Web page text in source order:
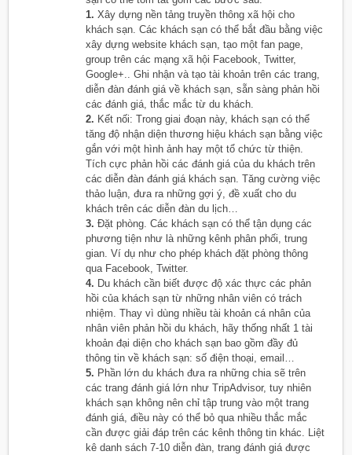
1. Xây dựng nền tảng truyền thông xã hội cho
khách sạn. Các khách sạn có thể bắt đầu bằng việc
xây dựng website khách sạn, tạo một fan page,
group trên các mạng xã hội Facebook, Twitter,
Google+.. Ghi nhận và tạo tài khoản trên các trang,
diễn đàn đánh giá về khách sạn, sẵn sàng phản hồi
các đánh giá, thắc mắc từ du khách.
2. Kết nối: Trong giai đoạn này, khách sạn có thể
tăng độ nhận diện thương hiệu khách sạn bằng việc
gắn với một hình ảnh hay một tổ chức từ thiện.
Tích cực phản hồi các đánh giá của du khách trên
các diễn đàn đánh giá khách sạn. Tăng cường việc
thảo luận, đưa ra những gợi ý, đề xuất cho du
khách trên các diễn đàn du lịch…
3. Đặt phòng. Các khách sạn có thể tận dụng các
phương tiện như là những kênh phân phối, trung
gian. Ví dụ như cho phép khách đặt phòng thông
qua Facebook, Twitter.
4. Du khách cần biết được độ xác thực các phản
hồi của khách sạn từ những nhân viên có trách
nhiệm. Thay vì dùng nhiều tài khoản cá nhân của
nhân viên phản hồi du khách, hãy thống nhất 1 tài
khoản đại diện cho khách sạn bao gồm đầy đủ
thông tin về khách sạn: số điện thoại, email…
5. Phần lớn du khách đưa ra những chia sẽ trên
các trang đánh giá lớn như TripAdvisor, tuy nhiên
khách sạn không nên chỉ tập trung vào một trang
đánh giá, điều này có thể bỏ qua nhiều thắc mắc
cần được giải đáp trên các kênh thông tin khác. Liệt
kê danh sách 7-10 diễn đàn, trang đánh giá được